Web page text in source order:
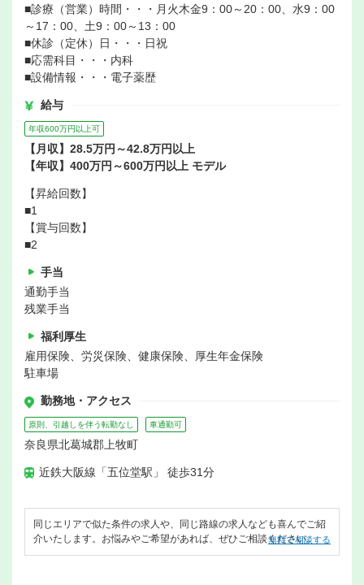
■診療（営業）時間・・・月火木金9：00～20：00、水9：00
～17：00、土9：00～13：00
■休診（定休）日・・・日祝
■応需科目・・・内科
■設備情報・・・電子薬歴
給与
年収600万円以上可
【月収】28.5万円～42.8万円以上
【年収】400万円～600万円以上 モデル
【昇給回数】
■1
【賞与回数】
■2
手当
通勤手当
残業手当
福利厚生
雇用保険、労災保険、健康保険、厚生年金保険
駐車場
勤務地・アクセス
原則、引越しを伴う転勤なし 車通勤可
奈良県北葛城郡上牧町
近鉄大阪線「五位堂駅」 徒歩31分
同じエリアで似た条件の求人や、同じ路線の求人なども喜んでご紹
介いたします。お悩みやご希望があれば、ぜひご相談ください。
無料で相談する